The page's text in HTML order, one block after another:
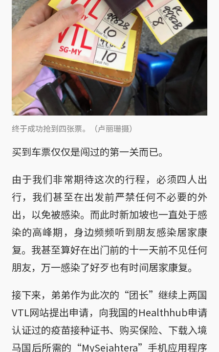
终于成功抢到四张票。（卢丽珊摄）
买到车票仅仅是闯过的第一关而已。
由于我们非常期待这次的行程，必须四人出
行，我们甚至在出发前严禁任何不必要的外
出，以免被感染。而此时新加坡也一直处于感
染的高峰期，身边频频听到朋友感染居家康
复。我甚至算好在出门前的十一天前不见任何
朋友，万一感染了好歹也有时间居家康复。
接下来，弟弟作为此次的“团长”继续上两国
VTL网站提出申请，向我国的Healthhub申请
认证过的疫苗接种证书、购买保险、下载入境
马国后所需的“MySejahtera”手机应用程序